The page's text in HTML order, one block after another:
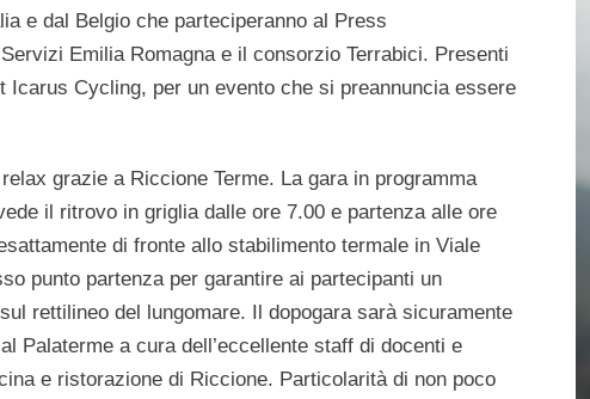
e dal Belgio che parteciperanno al Press
Emilia Romagna e il consorzio Terrabici. Presenti
Icarus Cycling, per un evento che si preannuncia essere
grazie a Riccione Terme. La gara in programma
il ritrovo in griglia dalle ore 7.00 e partenza alle ore
di fronte allo stabilimento termale in Viale
punto partenza per garantire ai partecipanti un
rettilineo del lungomare. Il dopogara sarà sicuramente
Palaterme a cura dell’eccellente staff di docenti e
e ristorazione di Riccione. Particolarità di non poco